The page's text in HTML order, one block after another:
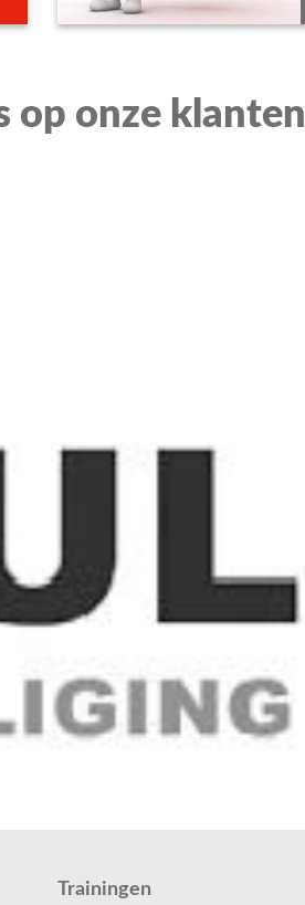
op onze klanten
Trainingen